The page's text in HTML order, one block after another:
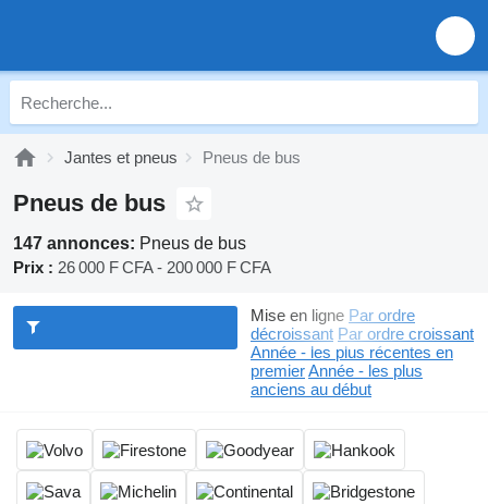
Jantes et pneus Pneus de bus
Pneus de bus
147 annonces: Pneus de bus
Prix : 26 000 F CFA - 200 000 F CFA
Mise en ligne Par ordre
décroissant Par ordre croissant
Année - les plus récentes en
premierAnnée - les plus
anciens au début